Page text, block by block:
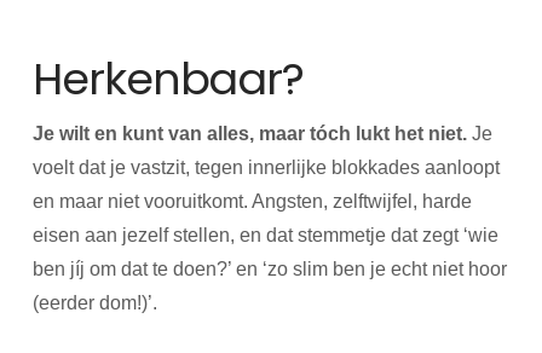
Herkenbaar?
Je wilt en kunt van alles, maar tóch lukt het niet.Je
voelt dat je vastzit, tegen innerlijke blokkades aanloopt
en maar niet vooruitkomt. Angsten, zelftwijfel, harde
eisen aan jezelf stellen, en dat stemmetje dat zegt ‘wie
ben jíj om dat te doen?’ en ‘zo slim ben je echt niet hoor
(eerder dom!)’.